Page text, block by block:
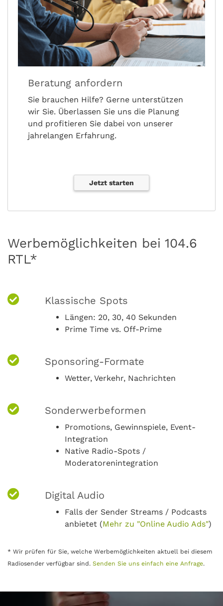
Beratung anfordern
Sie brauchen Hilfe? Gerne unterstützen
wir Sie. Überlassen Sie uns die Planung
und profitieren Sie dabei von unserer
jahrelangen Erfahrung.
Jetzt starten
Werbemöglichkeiten bei 104.6
RTL*
Klassische Spots
Längen: 20, 30, 40 Sekunden
Prime Time vs. Off-Prime
Sponsoring-Formate
Wetter, Verkehr, Nachrichten
Sonderwerbeformen
Promotions, Gewinnspiele, Event-
Integration
Native Radio-Spots /
Moderatorenintegration
Digital Audio
Falls der Sender Streams / Podcasts
anbietet (Mehr zu "Online Audio Ads")
* Wir prüfen für Sie, welche Werbemöglichkeiten aktuell bei diesem
Radiosender verfügbar sind. Senden Sie uns einfach eine Anfrage.